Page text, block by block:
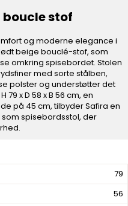
79
56
stof
og moderne elegance i
beige bouclé-stof, som
omkring spisebordet. Stolen
med sorte stålben,
polster og understøtter det
x D 58 x B 56 cm, en
på 45 cm, tilbyder Safira en
spisebordsstol, der